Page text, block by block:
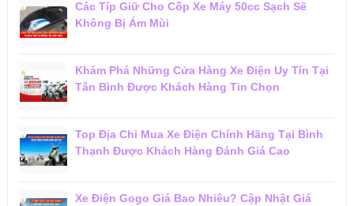
Các Típ Giữ Cho Cốp Xe Máy 50cc Sạch Sẽ
Không Bị Ám Mùi
Khám Phá Những Cửa Hàng Xe Điện Uy Tín Tại
Tân Bình Được Khách Hàng Tin Chọn
Top Địa Chỉ Mua Xe Điện Chính Hãng Tại Bình
Thạnh Được Khách Hàng Đánh Giá Cao
Xe Điện Gogo Giá Bao Nhiêu? Cập Nhật Giá